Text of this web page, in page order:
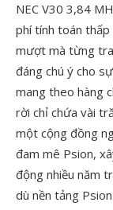
NEC V30 3,84
phí tính toán thấp
mượt mà từng
đáng chú ý cho
mang theo hàng
rời chỉ chứa vài
một cộng đồng
đam mê Psion,
động nhiều năm
dù nền tảng